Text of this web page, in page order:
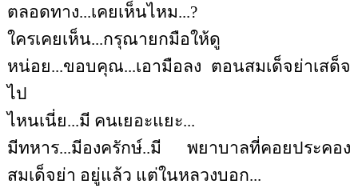
ตลอดทาง...เคยเห็นไหม...?
ใครเคยเห็น...กรุณายกมือให้ดู
หน่อย...ขอบคุณ...เอามือลง ตอนสมเด็จย่าเสด็จ
ไป
ไหนเนี่ย...มี คนเยอะแยะ...
มีทหาร...มีองครักษ์..มี พยาบาลที่คอยประคอง
สมเด็จย่า อยู่แล้ว แต่ในหลวงบอก...